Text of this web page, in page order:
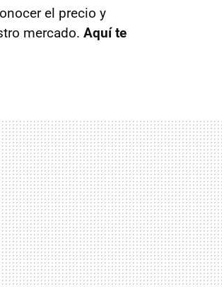
el precio y
mercado. Aquí te